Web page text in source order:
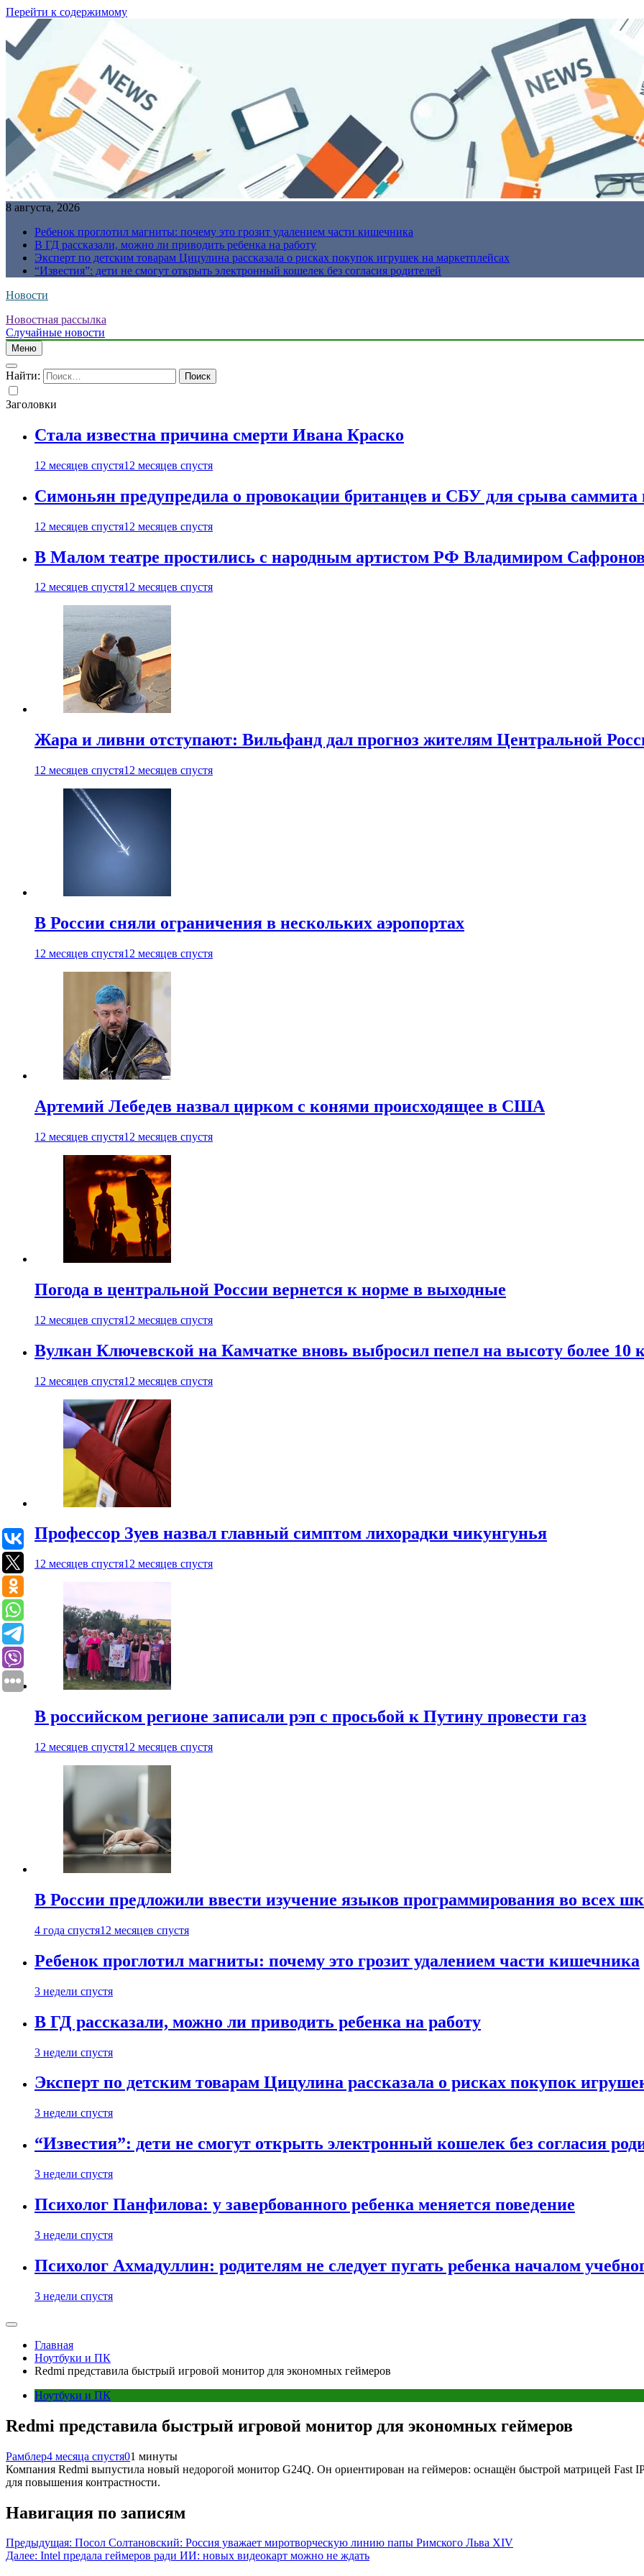
Перейти к содержимому
8 августа, 2026
Ребенок проглотил магниты: почему это грозит удалением части кишечника
В ГД рассказали, можно ли приводить ребенка на работу
Эксперт по детским товарам Цицулина рассказала о рисках покупок игрушек на маркетплейсах
“Известия”: дети не смогут открыть электронный кошелек без согласия родителей
Новости
Новостная рассылка
Случайные новости
Меню
Найти:
Заголовки
Стала известна причина смерти Ивана Краско
12 месяцев спустя12 месяцев спустя
Симоньян предупредила о провокации британцев и СБУ для срыва саммита
12 месяцев спустя12 месяцев спустя
В Малом театре простились с народным артистом РФ Владимиром
12 месяцев спустя12 месяцев спустя
Жара и ливни отступают: Вильфанд дал прогноз жителям Центральной
12 месяцев спустя12 месяцев спустя
В России сняли ограничения в нескольких аэропортах
12 месяцев спустя12 месяцев спустя
Артемий Лебедев назвал цирком с конями происходящее в США
12 месяцев спустя12 месяцев спустя
Погода в центральной России вернется к норме в выходные
12 месяцев спустя12 месяцев спустя
Вулкан Ключевской на Камчатке вновь выбросил пепел на высоту более 10
12 месяцев спустя12 месяцев спустя
Профессор Зуев назвал главный симптом лихорадки чикунгунья
12 месяцев спустя12 месяцев спустя
В российском регионе записали рэп с просьбой к Путину провести газ
12 месяцев спустя12 месяцев спустя
В России предложили ввести изучение языков программирования во всех
4 года спустя12 месяцев спустя
Ребенок проглотил магниты: почему это грозит удалением части кишечника
3 недели спустя
В ГД рассказали, можно ли приводить ребенка на работу
3 недели спустя
Эксперт по детским товарам Цицулина рассказала о рисках покупок
3 недели спустя
“Известия”: дети не смогут открыть электронный кошелек без согласия
3 недели спустя
Психолог Панфилова: у завербованного ребенка меняется поведение
3 недели спустя
Психолог Ахмадуллин: родителям не следует пугать ребенка началом
3 недели спустя
Главная
Ноутбуки и ПК
Redmi представила быстрый игровой монитор для экономных геймеров
Ноутбуки и ПК
Redmi представила быстрый игровой монитор для экономных геймеров
Рамблер4 месяца спустя01 минуты
Компания Redmi выпустила новый недорогой монитор G24Q. Он ориентирован на геймеров: оснащён быстрой матрицей Fast
для повышения контрастности.
Навигация по записям
Предыдущая: Посол Солтановский: Россия уважает миротворческую линию папы Римского Льва XIV
Далее: Intel предала геймеров ради ИИ: новых видеокарт можно не ждать